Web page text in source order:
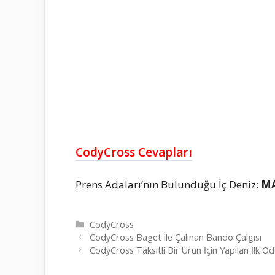
CodyCross Cevapları
Prens Adaları’nın Bulunduğu İç Deniz:
Kategoriler
CodyCross
CodyCross Baget ile Çalınan Bando Çalgısı
CodyCross Taksitli Bir Ürün İçin Yapılan İlk